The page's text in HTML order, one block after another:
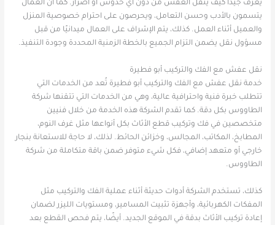
يعرف جيدًا كيف يُنقل العفش من دون أي خدوش أو أضرار. كما أن العمال
يتسمون بالأدب وحسن التعامل، ويحرصون على احترام خصوصية المنزل
والعميل أثناء العمل. كذلك، يتم الإشراف على العمال ميدانيًا من قبل
مسؤول نقل يضمن التزام الجميع بالخطة الزمنية المحددة وجودة التنفيذ.
نقل عفش مع الفك والتركيب أبو فطيرة
خدمة نقل عفش مع الفك والتركيب أبو فطيرة تُعد من الخدمات التي
تتطلب خبرة فنية واحترافية عالية، وهي من الخدمات التي تتقنها شركة
الطاووس بكل دقة. كما تقدم الشركة هذه الخدمة من خلال فنيين
متخصصين في فك وتركيب قطع الأثاث بكل أنواعها مثل غرف النوم،
المطابخ، المكاتب، المجالس، وخزائن الحائط. لذلك، لا حاجة للاستعانة بنجار
خارجي أو متعهد إضافي، فكل شيء متوفر ضمن باقة متكاملة من شركة
الطاووس.
كذلك، تستخدم الشركة أدوات حديثة أثناء عملية الفك والتركيب مثل
المفكات الكهربائية، وأجهزة تثبيت المسامير، ومستويات الليزر لضمان
إعادة تركيب الأثاث بدقة في الموقع الجديد. أيضًا، يتم فحص القطع بعد